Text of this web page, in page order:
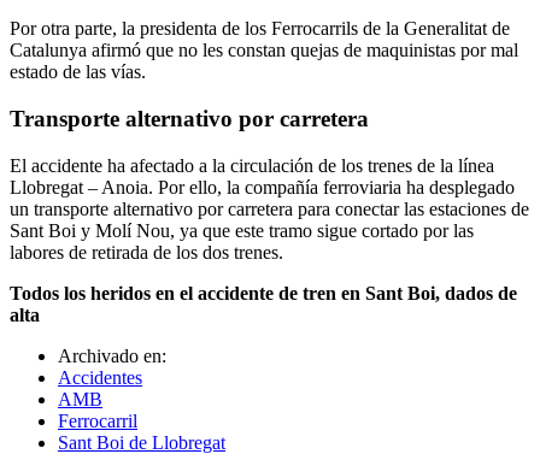
Por otra parte, la presidenta de los Ferrocarrils de la Generalitat de
Catalunya afirmó que no les constan quejas de maquinistas por mal
estado de las vías.
Transporte alternativo por carretera
El accidente ha afectado a la circulación de los trenes de la línea
Llobregat – Anoia. Por ello, la compañía ferroviaria ha desplegado
un transporte alternativo por carretera para conectar las estaciones de
Sant Boi y Molí Nou, ya que este tramo sigue cortado por las
labores de retirada de los dos trenes.
Todos los heridos en el accidente de tren en Sant Boi, dados de
alta
Archivado en:
Accidentes
AMB
Ferrocarril
Sant Boi de Llobregat